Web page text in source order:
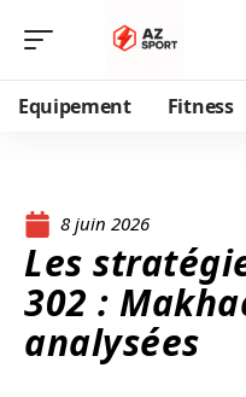
Equipement Fitness
8 juin 2026
Les
302 :
analysées